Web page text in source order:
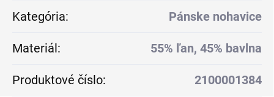
Kategória: Pánske nohavice
Materiál: 55% ľan, 45% bavlna
Produktové číslo: 2100001384